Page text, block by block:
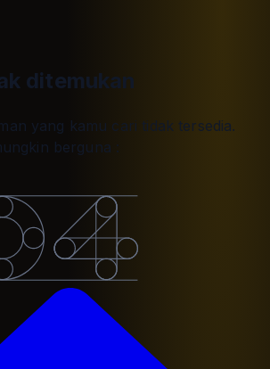
ditemukan
yang kamu cari tidak tersedia.
berguna :